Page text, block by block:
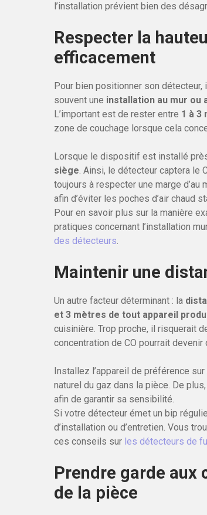
l’installation prévient bien des
Respecter la
efficacement
Pour bien positionner son
souvent une installation au mur ou
L’important est de rester entre 1 à 3
zone de couchage lorsque cela
Lorsque le dispositif est installé
siège. Ainsi, le détecteur captera le
toujours à respecter une marge d’au
afin d’éviter les poches d’air chaud
Pour en savoir plus sur la manière
pratiques concernant l’installation
des détecteurs.
Maintenir une
Un autre facteur déterminant : la
et 3 mètres de tout appareil
cuisinière. Trop proche, il risquerait
concentration de CO pourrait
Installez l’appareil de préférence sur
naturel du gaz dans la pièce. De
afin de garantir sa sensibilité.
Si votre détecteur émet un bip
d’installation ou d’entretien. Vous
ces conseils sur les détecteurs de
Prendre garde aux
de la pièce